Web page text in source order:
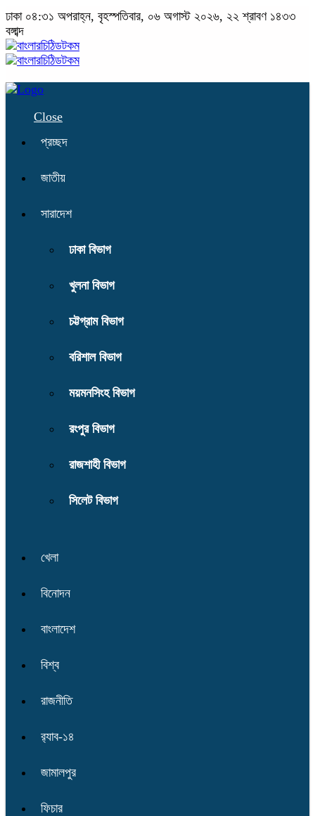
ঢাকা ০৪:৩১ অপরাহ্ন, বৃহস্পতিবার, ০৬ অগাস্ট ২০২৬, ২২ শ্রাবণ ১৪৩৩
বঙ্গাব্দ
Close
প্রচ্ছদ
জাতীয়
সারাদেশ
ঢাকা বিভাগ
খুলনা বিভাগ
চট্টগ্রাম বিভাগ
বরিশাল বিভাগ
ময়মনসিংহ বিভাগ
রংপুর বিভাগ
রাজশাহী বিভাগ
সিলেট বিভাগ
খেলা
বিনোদন
বাংলাদেশ
বিশ্ব
রাজনীতি
র‌্যাব-১৪
জামালপুর
ফিচার